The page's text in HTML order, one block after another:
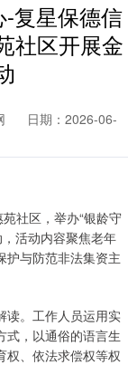
-复星保德信
社区开展金
日期：2026-06-
社区，举办“银龄守
活动内容聚焦老年
护与防范非法集资主
读。工作人员运用实
式，以通俗的语言生
权、依法求偿权等权